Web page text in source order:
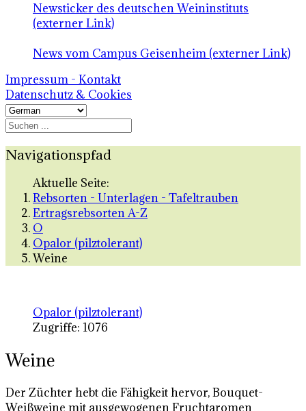
Newsticker des deutschen Weininstituts
(externer Link)
News vom Campus Geisenheim (externer Link)
Impressum - Kontakt
Datenschutz & Cookies
Navigationspfad
Aktuelle Seite:
Rebsorten - Unterlagen - Tafeltrauben
Ertragsrebsorten A-Z
O
Opalor (pilztolerant)
Weine
Opalor (pilztolerant)
Zugriffe: 1076
Weine
Der Züchter hebt die Fähigkeit hervor, Bouquet-
Weißweine mit ausgewogenen Fruchtaromen